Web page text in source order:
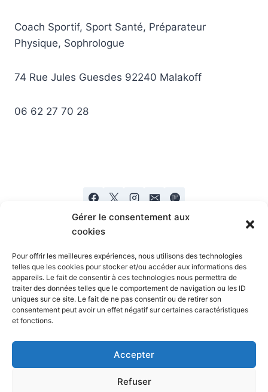
Gérer le consentement aux
cookies
Pour offrir les meilleures expériences, nous utilisons des technologies
telles que les cookies pour stocker et/ou accéder aux informations des
appareils. Le fait de consentir à ces technologies nous permettra de
traiter des données telles que le comportement de navigation ou les ID
uniques sur ce site. Le fait de ne pas consentir ou de retirer son
consentement peut avoir un effet négatif sur certaines caractéristiques
et fonctions.
Accepter
Refuser
Coach Sportif, Sport Santé, Préparateur
Physique, Sophrologue
74 Rue Jules Guesdes 92240 Malakoff
06 62 27 70 28
Mentions legales Politique de confidentialité
© 2026 Coachmichel Coach Sportif, Sport Santé,